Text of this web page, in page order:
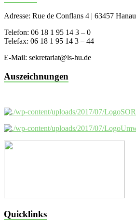
Adresse: Rue de Conflans 4 | 63457 Hanau
Telefon: 06 18 1 95 14 3 – 0
Telefax: 06 18 1 95 14 3 – 44
E-Mail: sekretariat@ls-hu.de
Auszeichnungen
Quicklinks